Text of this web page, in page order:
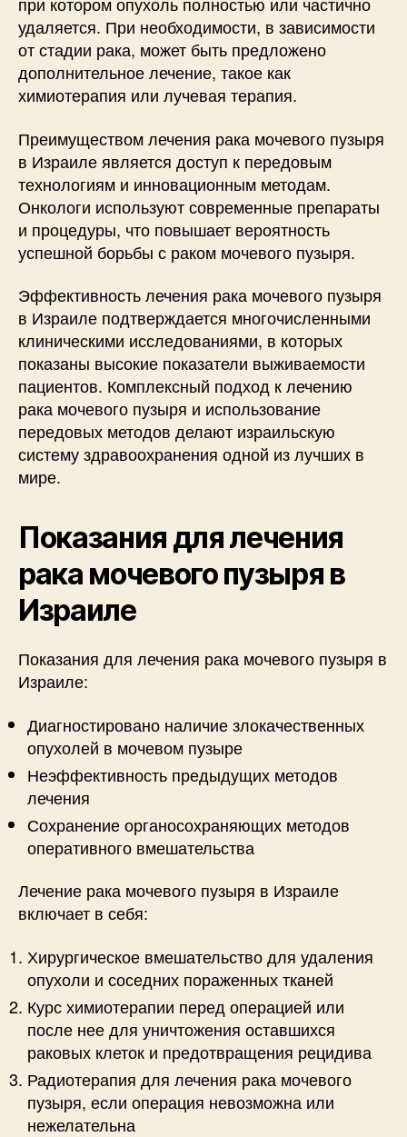
удаляется. При необходимости, в зависимости
от стадии рака, может быть предложено
дополнительное лечение, такое как
химиотерапия или лучевая терапия.
Преимуществом лечения рака мочевого пузыря
в Израиле является доступ к передовым
технологиям и инновационным методам.
Онкологи используют современные препараты
и процедуры, что повышает вероятность
успешной борьбы с раком мочевого пузыря.
Эффективность лечения рака мочевого пузыря
в Израиле подтверждается многочисленными
клиническими исследованиями, в которых
показаны высокие показатели выживаемости
пациентов. Комплексный подход к лечению
рака мочевого пузыря и использование
передовых методов делают израильскую
систему здравоохранения одной из лучших в
мире.
Показания для лечения
рака мочевого пузыря в
Израиле
Показания для лечения рака мочевого пузыря в
Израиле:
Диагностировано наличие злокачественных
опухолей в мочевом пузыре
Неэффективность предыдущих методов
лечения
Сохранение органосохраняющих методов
оперативного вмешательства
Лечение рака мочевого пузыря в Израиле
включает в себя:
Хирургическое вмешательство для удаления
опухоли и соседних пораженных тканей
Курс химиотерапии перед операцией или
после нее для уничтожения оставшихся
раковых клеток и предотвращения рецидива
Радиотерапия для лечения рака мочевого
пузыря, если операция невозможна или
нежелательна